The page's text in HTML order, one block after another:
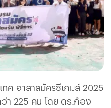
ทศ อาสาสมัครซีเกมส์ 2025
า 225 คน โดย ดร.ก้อง